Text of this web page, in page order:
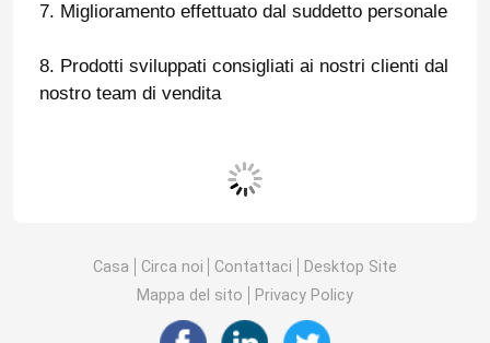
Valvola di spruzzo per detergente a schiuma
Attuatore aerosol
7. Miglioramento effettuato dal suddetto personale
8. Prodotti sviluppati consigliati ai nostri clienti dal
nostro team di vendita
Casa Circa noi Contattaci
Desktop Site
Mappa del sito
Privacy Policy